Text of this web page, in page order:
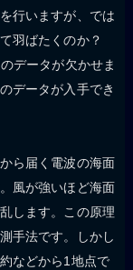
行いますが、では
羽ばたくのか？
データが欠かせま
データが入手でき
ら届く電波の海面
風が強いほど海面
します。この原理
手法です。しかし
などから1地点で